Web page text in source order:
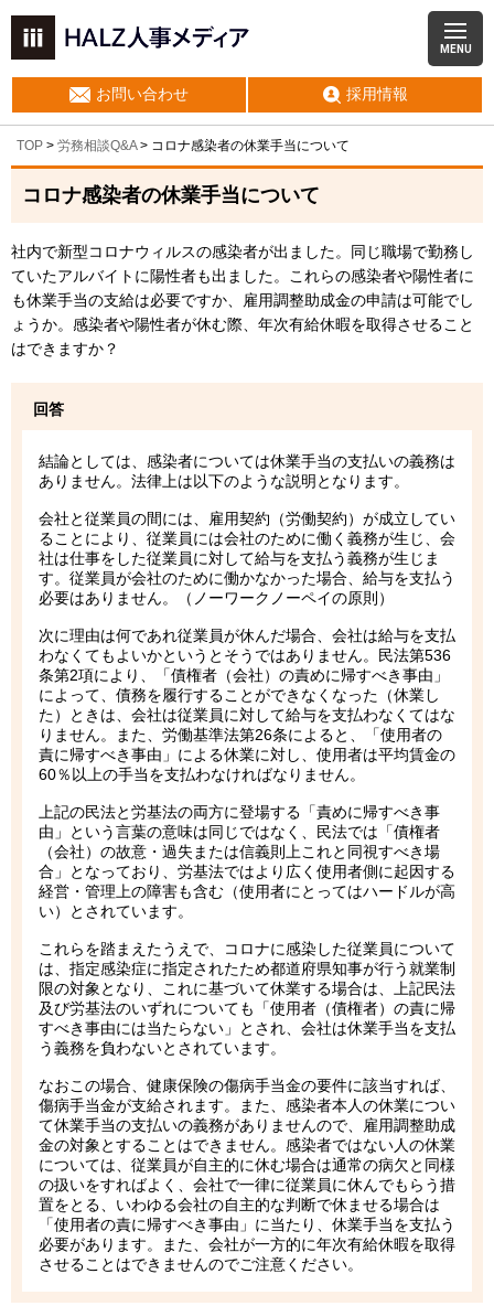
MENU
お問い合わせ 採用情報
TOP > 労務相談Q&A> コロナ感染者の休業手当について
コロナ感染者の休業手当について
社内で新型コロナウィルスの感染者が出ました。同じ職場で勤務し
ていたアルバイトに陽性者も出ました。これらの感染者や陽性者に
も休業手当の支給は必要ですか、雇用調整助成金の申請は可能でし
ょうか。感染者や陽性者が休む際、年次有給休暇を取得させること
はできますか？
回答
結論としては、感染者については休業手当の支払いの義務は
ありません。法律上は以下のような説明となります。
会社と従業員の間には、雇用契約（労働契約）が成立してい
ることにより、従業員には会社のために働く義務が生じ、会
社は仕事をした従業員に対して給与を支払う義務が生じま
す。従業員が会社のために働かなかった場合、給与を支払う
必要はありません。（ノーワークノーペイの原則）
次に理由は何であれ従業員が休んだ場合、会社は給与を支払
わなくてもよいかというとそうではありません。民法第536
条第2項により、「債権者（会社）の責めに帰すべき事由」
によって、債務を履行することができなくなった（休業し
た）ときは、会社は従業員に対して給与を支払わなくてはな
りません。また、労働基準法第26条によると、「使用者の
責に帰すべき事由」による休業に対し、使用者は平均賃金の
60％以上の手当を支払わなければなりません。
上記の民法と労基法の両方に登場する「責めに帰すべき事
由」という言葉の意味は同じではなく、民法では「債権者
（会社）の故意・過失または信義則上これと同視すべき場
合」となっており、労基法ではより広く使用者側に起因する
経営・管理上の障害も含む（使用者にとってはハードルが高
い）とされています。
これらを踏まえたうえで、コロナに感染した従業員について
は、指定感染症に指定されたため都道府県知事が行う就業制
限の対象となり、これに基づいて休業する場合は、上記民法
及び労基法のいずれについても「使用者（債権者）の責に帰
すべき事由には当たらない」とされ、会社は休業手当を支払
う義務を負わないとされています。
なおこの場合、健康保険の傷病手当金の要件に該当すれば、
傷病手当金が支給されます。また、感染者本人の休業につい
て休業手当の支払いの義務がありませんので、雇用調整助成
金の対象とすることはできません。感染者ではない人の休業
については、従業員が自主的に休む場合は通常の病欠と同様
の扱いをすればよく、会社で一律に従業員に休んでもらう措
置をとる、いわゆる会社の自主的な判断で休ませる場合は
「使用者の責に帰すべき事由」に当たり、休業手当を支払う
必要があります。また、会社が一方的に年次有給休暇を取得
させることはできませんのでご注意ください。